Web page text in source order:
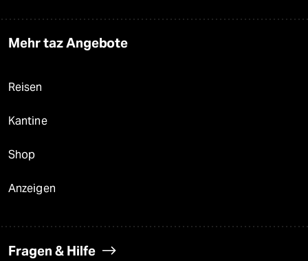
Mehr taz Angebote
Reisen
Kantine
Shop
Anzeigen
Fragen & Hilfe